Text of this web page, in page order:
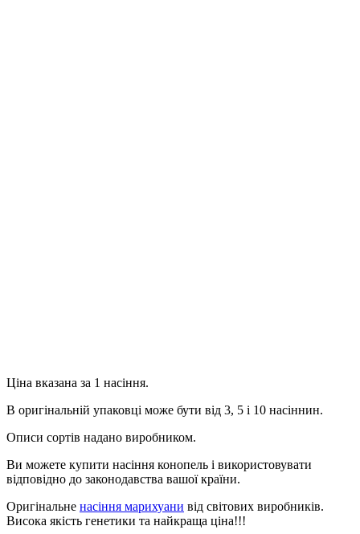
Ціна вказана за 1 насіння.
В оригінальній упаковці може бути від 3, 5 і 10 насіннин.
Описи сортів надано виробником.
Ви можете купити насіння конопель і використовувати
відповідно до законодавства вашої країни.
Оригінальне насіння марихуани від світових виробників.
Висока якість генетики та найкраща ціна!!!